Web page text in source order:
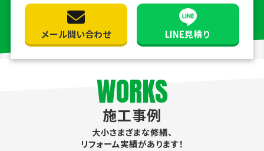
メール問い合わせ LINE見積り
WORKS
施工事例
大小さまざまな修繕、
リフォーム実績があります！